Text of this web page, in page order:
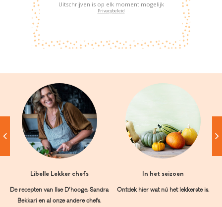
Uitschrijven is op elk moment mogelijk
Privacybeleid
Libelle Lekker chefs
De recepten van Ilse D’hooge, Sandra
Bekkari en al onze andere chefs.
In het seizoen
Ontdek hier wat nú het lekkerste is.